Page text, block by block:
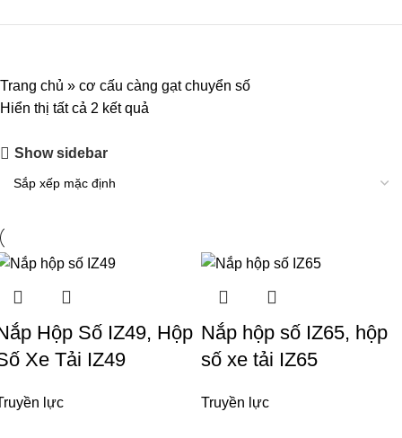
Trang chủ » cơ cấu càng gạt chuyển số
Hiển thị tất cả 2 kết quả
Show sidebar
Hộp Số IZ49, Hộp
Xe Tải IZ49
lực
Nắp hộp số IZ65, hộp
số xe tải IZ65
Truyền lực